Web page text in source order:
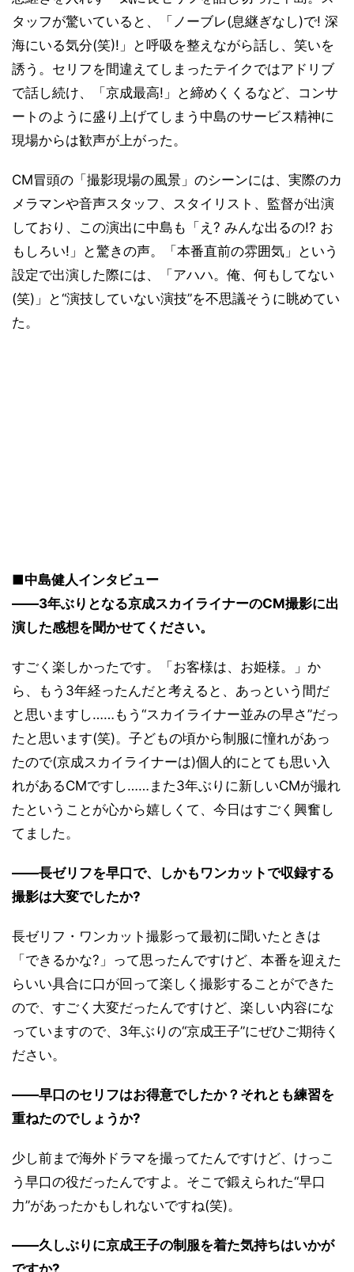
タッフが驚いていると、「ノーブレ(息継ぎなし)で! 深
海にいる気分(笑)!」と呼吸を整えながら話し、笑いを
誘う。セリフを間違えてしまったテイクではアドリブ
で話し続け、「京成最高!」と締めくくるなど、コンサ
ートのように盛り上げてしまう中島のサービス精神に
現場からは歓声が上がった。
CM冒頭の「撮影現場の風景」のシーンには、実際のカ
メラマンや音声スタッフ、スタイリスト、監督が出演
しており、この演出に中島も「え? みんな出るの!? お
もしろい!」と驚きの声。「本番直前の雰囲気」という
設定で出演した際には、「アハハ。俺、何もしてない
(笑)」と“演技していない演技”を不思議そうに眺めてい
た。
■中島健人インタビュー
――3年ぶりとなる京成スカイライナーのCM撮影に出
演した感想を聞かせてください。
すごく楽しかったです。「お客様は、お姫様。」か
ら、もう3年経ったんだと考えると、あっという間だ
と思いますし……もう“スカイライナー並みの早さ”だっ
たと思います(笑)。子どもの頃から制服に憧れがあっ
たので(京成スカイライナーは)個人的にとても思い入
れがあるCMですし……また3年ぶりに新しいCMが撮れ
たということが心から嬉しくて、今日はすごく興奮し
てました。
――長ゼリフを早口で、しかもワンカットで収録する
撮影は大変でしたか?
長ゼリフ・ワンカット撮影って最初に聞いたときは
「できるかな?」って思ったんですけど、本番を迎えた
らいい具合に口が回って楽しく撮影することができた
ので、すごく大変だったんですけど、楽しい内容にな
っていますので、3年ぶりの“京成王子”にぜひご期待く
ださい。
――早口のセリフはお得意でしたか？それとも練習を
重ねたのでしょうか?
少し前まで海外ドラマを撮ってたんですけど、けっこ
う早口の役だったんですよ。そこで鍛えられた“早口
力”があったかもしれないですね(笑)。
――久しぶりに京成王子の制服を着た気持ちはいかが
ですか?